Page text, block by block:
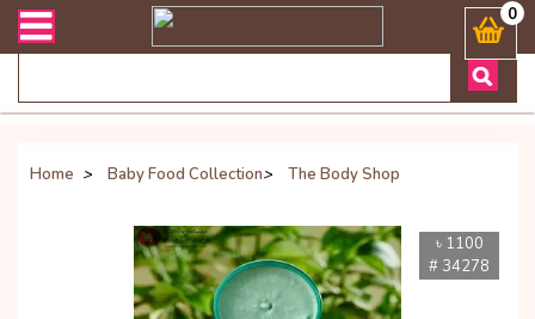
সংক্রান্ত যেকোনো জিজ্ঞাসায় কল করুনঃ ( Whatsapp ) 0
Home > Baby Food Collection> The Body Shop
৳ 1100
# 34278